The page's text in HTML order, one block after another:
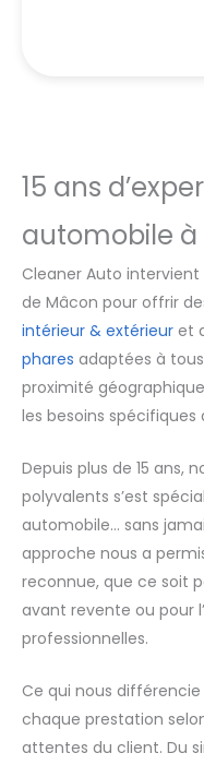
15 ans
automobile à
Cleaner Auto
de Mâcon pour offrir
intérieur & extérieur et
phares adaptées à
proximité
les besoins
Depuis plus de 15 ans,
polyvalents s’est
automobile… sans
approche nous a
reconnue, que ce soit
avant revente ou pour
professionnelles.
Ce qui nous
chaque prestation
attentes du client. Du